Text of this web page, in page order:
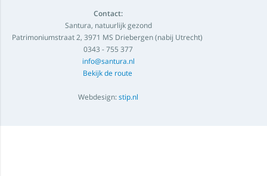
Contact:
Santura, natuurlijk gezond
Patrimoniumstraat 2, 3971 MS Driebergen (nabij Utrecht)
0343 - 755 377
info@santura.nl
Bekijk de route
Webdesign:stip.nl